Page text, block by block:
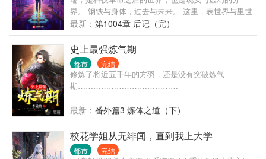
界。 钢铁与身体，过去与未来。 这里，表世界与里世
界并存，面前的一切，像是时间之墙近在眼前。 黑暗
逐渐笼罩。 可你要明白啊我的朋友，我们不能用温柔
去应对黑暗，要用火。
最新： 第1004章 后记（完）
史上最强炼气期
都市 完结
修炼了将近五千年的方羽，还是没有突破炼气
期…………………………………
最新： 番外篇3 炼体之道（下）
校花学姐从无绯闻，直到我上大学
都市 完结